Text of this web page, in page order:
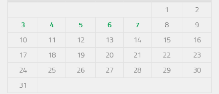
1
2
3
4 5 6 7 8
9
10
11 12 13 14 15
16
17
18 19 20 21 22
23
24
25 26 27 28 29
30
31